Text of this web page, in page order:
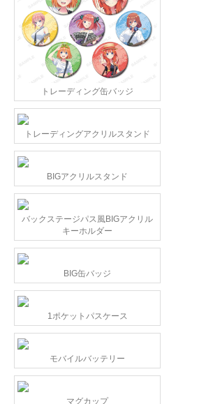
トレーディング缶バッジ
トレーディングアクリルスタンド
BIGアクリルスタンド
バックステージパス風BIGアクリル
キーホルダー
BIG缶バッジ
1ポケットパスケース
モバイルバッテリー
マグカップ